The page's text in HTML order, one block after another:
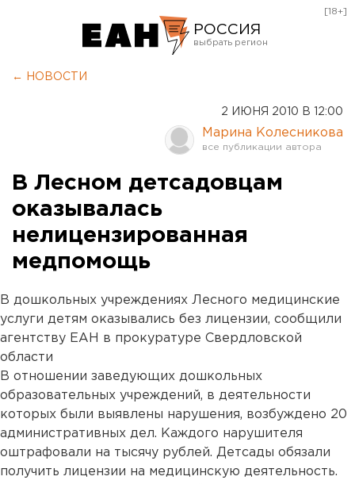
РОССИЯ
Оренбург
[18+]
← НОВОСТИ
2 ИЮНЯ 2010 В 12:00
Марина Колесникова
В Лесном детсадовцам
оказывалась
нелицензированная
медпомощь
В дошкольных учреждениях Лесного медицинские
услуги детям оказывались без лицензии, сообщили
агентству ЕАН в прокуратуре Свердловской
области
В отношении заведующих дошкольных
образовательных учреждений, в деятельности
которых были выявлены нарушения, возбуждено 20
административных дел. Каждого нарушителя
оштрафовали на тысячу рублей. Детсады обязали
получить лицензии на медицинскую деятельность.